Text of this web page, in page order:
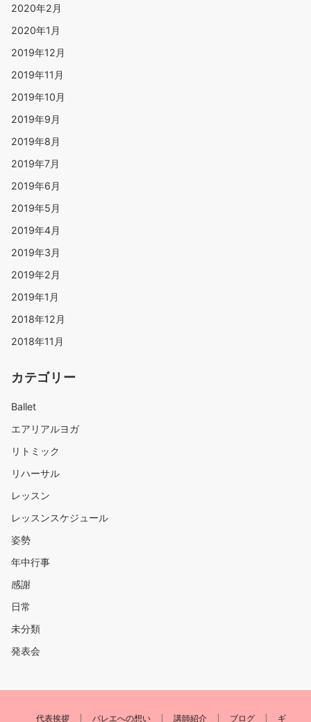
2020年2月
2020年1月
2019年12月
2019年11月
2019年10月
2019年9月
2019年8月
2019年7月
2019年6月
2019年5月
2019年4月
2019年3月
2019年2月
2019年1月
2018年12月
2018年11月
カテゴリー
Ballet
エアリアルヨガ
リトミック
リハーサル
レッスン
レッスンスケジュール
姿勢
年中行事
感謝
日常
未分類
発表会
代表挨拶 バレエへの想い 講師紹介 ブログ ギ